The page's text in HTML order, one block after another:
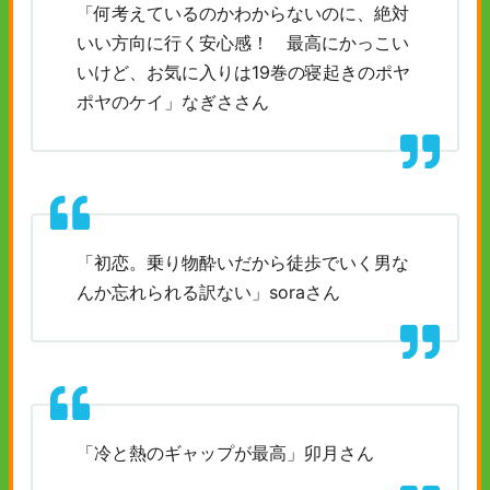
「何考えているのかわからないのに、絶対
いい方向に行く安心感！ 最高にかっこい
いけど、お気に入りは19巻の寝起きのポヤ
ポヤのケイ」なぎささん
「初恋。乗り物酔いだから徒歩でいく男な
んか忘れられる訳ない」soraさん
「冷と熱のギャップが最高」卯月さん